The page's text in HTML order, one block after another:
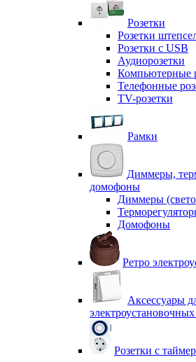
Розетки
Розетки
Розетки с USB
Аудиорозетки
Компьютерные
Телефонные
TV-розетки
Рамки
Диммеры,
домофоны
Диммеры
Домофоны
Ретро
Аксессуары
Розетки с